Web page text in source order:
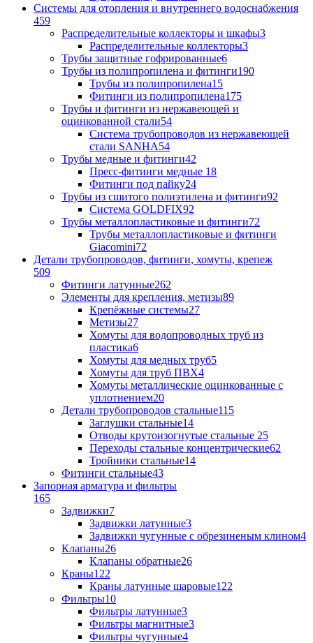
Системы для отопления и внутреннего водоснабжения
459
Распределительные коллекторы и шкафы3
Распределительные коллекторы3
Трубы защитные гофрированные6
Трубы из полипропилена и фитинги190
Трубы из полипропилена15
Фитинги из полипропилена175
Трубы и фитинги из нержавеющей и
оцинкованной стали54
Система трубопроводов из нержавеющей
стали SANHA54
Трубы медные и фитинги42
Пресс-фитинги медные 18
Фитинги под пайку24
Трубы из сшитого полиэтилена и фитинги92
Система GOLDFIX92
Трубы металлопластиковые и фитинги72
Трубы металлопластиковые и фитинги
Giacomini72
Детали трубопроводов, фитинги, хомуты, крепеж
509
Фитинги латунные262
Элементы для крепления, метизы89
Крепёжные системы27
Метизы27
Хомуты для водопроводных труб из
пластика6
Хомуты для медных труб5
Хомуты для труб ПВХ4
Хомуты металлические оцинкованные с
уплотнением20
Детали трубопроводов стальные115
Заглушки стальные14
Отводы крутоизогнутые стальные 25
Переходы стальные концентрические62
Тройники стальные14
Фитинги стальные43
Запорная арматура и фильтры
165
Задвижки7
Задвижки латунные3
Задвижки чугунные с обрезиненым клином4
Клапаны26
Клапаны обратные26
Краны122
Краны латунные шаровые122
Фильтры10
Фильтры латунные3
Фильтры магнитные3
Фильтры чугунные4